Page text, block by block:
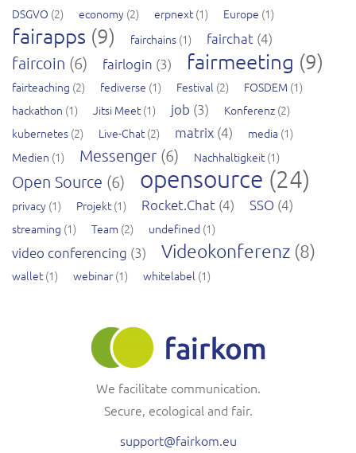
DSGVO (2) economy (2) erpnext(1) Europe (1)
fairapps (9) fairchains (1) fairchat (4)
faircoin (6) fairlogin (3) fairmeeting (9)
fairteaching (2) fediverse (1) Festival (2) FOSDEM (1)
hackathon (1) Jitsi Meet(1) job (3) Konferenz (2)
kubernetes (2) Live-Chat(2) matrix (4) media (1)
Medien (1) Messenger (6) Nachhaltigkeit(1)
Open Source (6) opensource (24)
privacy (1) Projekt(1) Rocket.Chat (4) SSO (4)
streaming (1) Team (2) undefined (1)
video conferencing (3) Videokonferenz (8)
wallet(1) webinar (1) whitelabel (1)
We facilitate communication.
Secure, ecological and fair.
support@fairkom.eu